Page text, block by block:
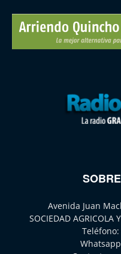
Avenida Juan
SOCIEDAD AGRICOLA
Teléfono: